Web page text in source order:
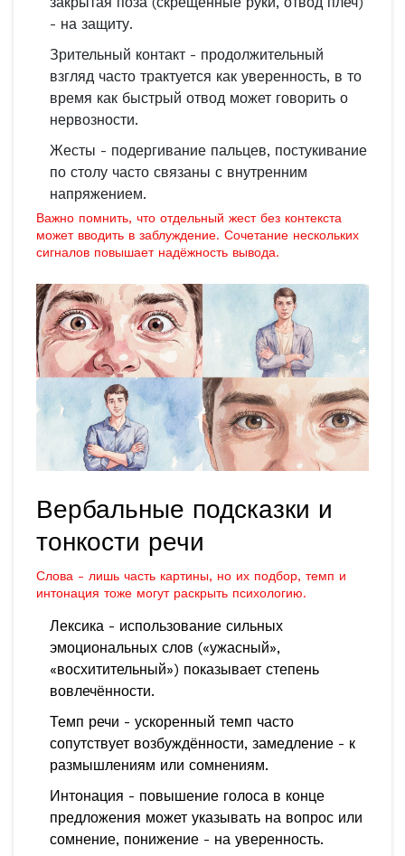
- на защиту.
Зрительный контакт - продолжительный
взгляд часто трактуется как уверенность, в то
время как быстрый отвод может говорить о
нервозности.
Жесты - подергивание пальцев, постукивание
по столу часто связаны с внутренним
напряжением.
Важно помнить, что отдельный жест без контекста
может вводить в заблуждение. Сочетание нескольких
сигналов повышает надёжность вывода.
Вербальные подсказки и
тонкости речи
Слова - лишь часть картины, но их подбор, темп и
интонация тоже могут раскрыть психологию.
Лексика - использование сильных
эмоциональных слов («ужасный»,
«восхитительный») показывает степень
вовлечённости.
Темп речи - ускоренный темп часто
сопутствует возбуждённости, замедление - к
размышлениям или сомнениям.
Интонация - повышение голоса в конце
предложения может указывать на вопрос или
сомнение, понижение - на уверенность.